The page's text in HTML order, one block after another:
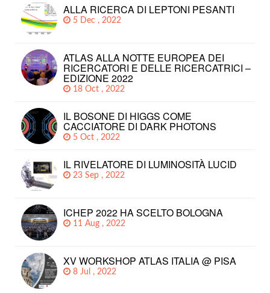
ALLA RICERCA DI LEPTONI PESANTI
5 Dec , 2022
ATLAS ALLA NOTTE EUROPEA DEI
RICERCATORI E DELLE RICERCATRICI –
EDIZIONE 2022
18 Oct , 2022
IL BOSONE DI HIGGS COME
CACCIATORE DI DARK PHOTONS
5 Oct , 2022
IL RIVELATORE DI LUMINOSITÀ LUCID
23 Sep , 2022
ICHEP 2022 HA SCELTO BOLOGNA
11 Aug , 2022
XV WORKSHOP ATLAS ITALIA @ PISA
8 Jul , 2022